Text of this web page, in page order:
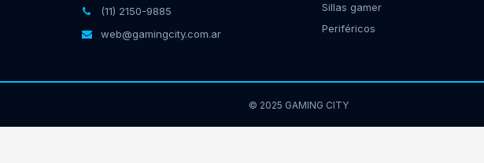
(11) 2150-9885
web@gamingcity.com.ar
Sillas gamer
Periféricos
© 2025 GAMING CITY